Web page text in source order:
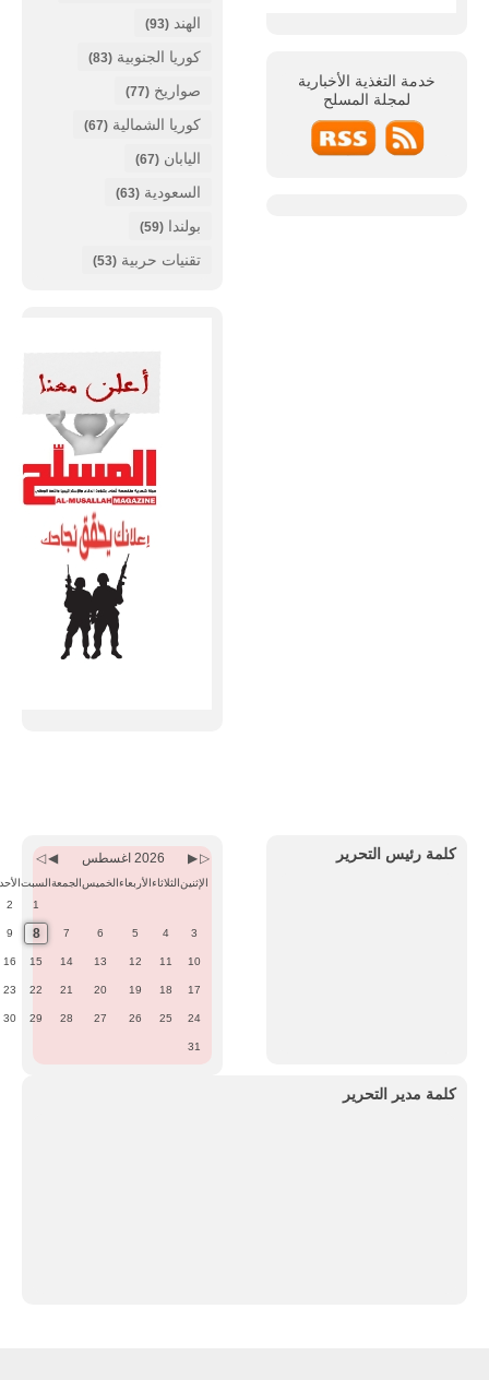
خدمة التغذية الأخبارية
لمجلة المسلح
الهند (93)
كوريا الجنوبية (83)
صواريخ (77)
كوريا الشمالية (67)
اليابان (67)
السعودية (63)
بولندا (59)
تقنيات حربية (53)
كلمة رئيس التحرير
Month
Year
Month2026 اغسطس
الإثنينالثلاثاءالأربعاءالخميسالجمعةالسبتالأحد
1
2
3
4
5
6
7
8
9
10
11
12
13
14
15
16
17
18
19
20
21
22
23
24
25
26
27
28
29
30
31
كلمة مدير التحرير